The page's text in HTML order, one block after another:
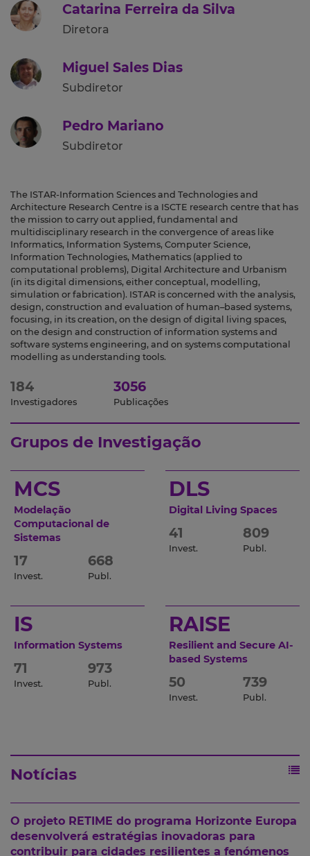
Catarina Ferreira da Silva
Diretora
Miguel Sales Dias
Subdiretor
Pedro Mariano
Subdiretor
The ISTAR-Information Sciences and Technologies and
Architecture Research Centre is a ISCTE research centre that has
the mission to carry out applied, fundamental and
multidisciplinary research in the convergence of areas like
Informatics, Information Systems, Computer Science,
Information Technologies, Mathematics (applied to
computational problems), Digital Architecture and Urbanism
(in its digital dimensions, either conceptual, modelling,
simulation or fabrication). ISTAR is concerned with the analysis,
design, construction and evaluation of human–based systems,
focusing, in its creation, on the design of digital living spaces,
on the design and construction of information systems and
software systems engineering, and on systems computational
modelling as understanding tools.
184
Investigadores
3056
Publicações
Grupos de Investigação
MCS
Modelação
Computacional de
Sistemas
17
Invest.
668
Publ.
DLS
Digital Living Spaces
41
Invest.
809
Publ.
IS
Information Systems
71
Invest.
973
Publ.
RAISE
Resilient and Secure AI-
based Systems
50
Invest.
739
Publ.
Notícias
O projeto RETIME do programa Horizonte Europa
desenvolverá estratégias inovadoras para
contribuir para cidades resilientes a fenómenos